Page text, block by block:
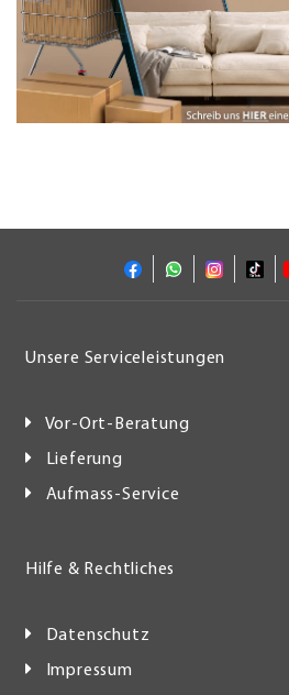
Unsere Serviceleistungen
Vor-Ort-Beratung
Lieferung
Aufmass-Service
Hilfe & Rechtliches
Datenschutz
Impressum